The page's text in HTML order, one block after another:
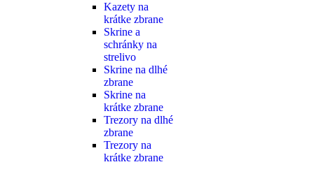
Kazety na
krátke zbrane
Skrine a
schránky na
strelivo
Skrine na dlhé
zbrane
Skrine na
krátke zbrane
Trezory na dlhé
zbrane
Trezory na
krátke zbrane